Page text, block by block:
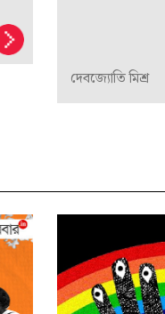
দেবজ্যোতি মিশ্র